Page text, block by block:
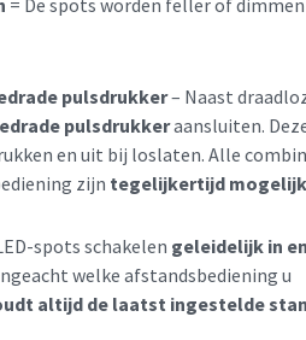
= De spots worden feller of dimmen
pulsdrukker– Naast
pulsdrukkeraansluiten.
en uit bij loslaten. Alle
zijn tegelijkertijd mogelijk
spots schakelen geleidelijk in
welke afstandsbediening u
altijd de laatst ingestelde